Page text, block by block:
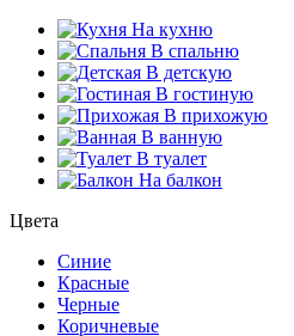
На кухню
В спальню
В детскую
В гостиную
В прихожую
В ванную
В туалет
На балкон
Цвета
Синие
Красные
Черные
Коричневые